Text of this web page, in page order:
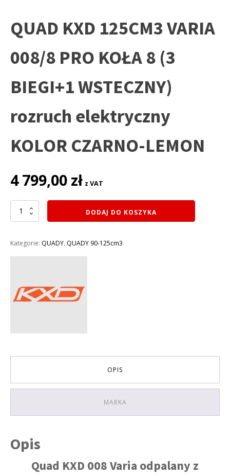
QUAD KXD 125CM3 VARIA
008/8 PRO KOŁA 8 (3
BIEGI+1 WSTECZNY)
rozruch elektryczny
KOLOR CZARNO-LEMON
4 799,00 zł z VAT
ilość
QUAD
VARIA
008/8
(3
elektryczny
CZARNO-
DODAJ DO KOSZYKA
Kategorie: QUADY, QUADY 90-125cm3
OPIS
MARKA
Opis
Quad KXD 008 Varia odpalany z